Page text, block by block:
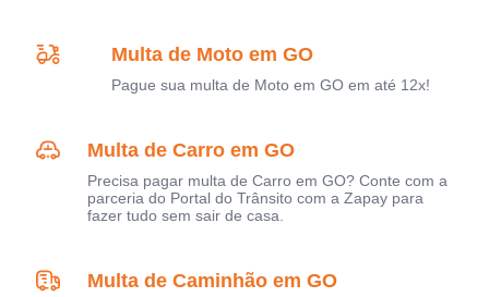
Multa de Moto em GO
Pague sua multa de Moto em GO em até 12x!
Multa de Carro em GO
Precisa pagar multa de Carro em GO? Conte com a
parceria do Portal do Trânsito com a Zapay para
fazer tudo sem sair de casa.
Multa de Caminhão em GO